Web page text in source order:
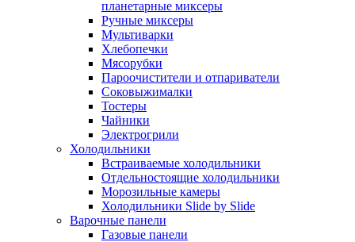
планетарные миксеры
Ручные миксеры
Мультиварки
Хлебопечки
Мясорубки
Пароочистители и отпариватели
Соковыжималки
Тостеры
Чайники
Электрогрили
Холодильники
Встраиваемые холодильники
Отдельностоящие холодильники
Морозильные камеры
Холодильники Slide by Slide
Варочные панели
Газовые панели